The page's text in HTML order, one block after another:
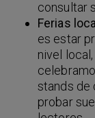
consultar
Ferias
es estar
nivel
stands de
probar